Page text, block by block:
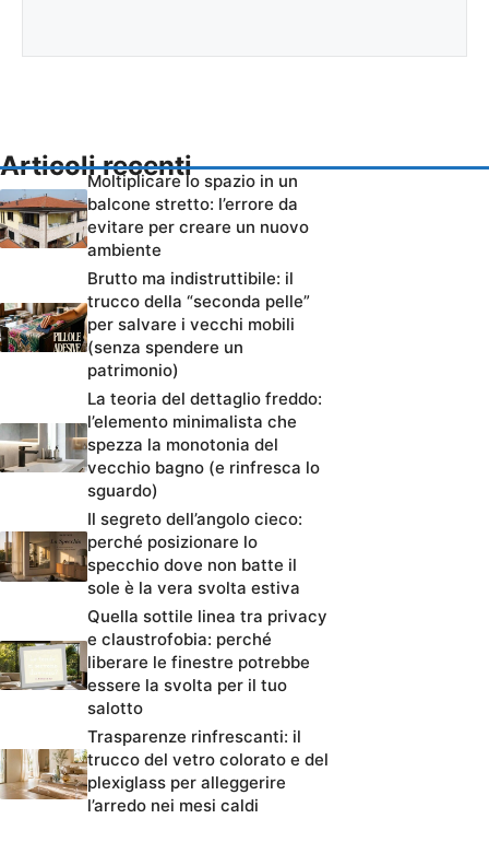
Articoli recenti
Moltiplicare lo spazio in un
balcone stretto: l’errore da
evitare per creare un nuovo
ambiente
Brutto ma indistruttibile: il
trucco della “seconda pelle”
per salvare i vecchi mobili
(senza spendere un
patrimonio)
La teoria del dettaglio freddo:
l’elemento minimalista che
spezza la monotonia del
vecchio bagno (e rinfresca lo
sguardo)
Il segreto dell’angolo cieco:
perché posizionare lo
specchio dove non batte il
sole è la vera svolta estiva
Quella sottile linea tra privacy
e claustrofobia: perché
liberare le finestre potrebbe
essere la svolta per il tuo
salotto
Trasparenze rinfrescanti: il
trucco del vetro colorato e del
plexiglass per alleggerire
l’arredo nei mesi caldi